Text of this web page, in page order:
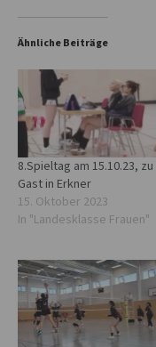
Ähnliche Beiträge
8.Spieltag am 15.10.23, zu
Gast in Erkner
15. Oktober 2023
In "Landesklasse Frauen"